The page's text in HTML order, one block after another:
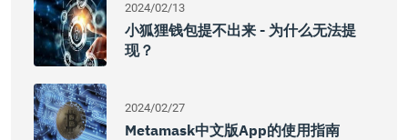
2024/02/13
小狐狸钱包提不出来 - 为什么无法提
现？
2024/02/27
Metamask中文版App的使用指南